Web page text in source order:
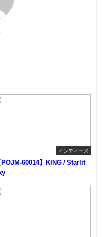
インディーズ
POJM-60014】KING / Starlit